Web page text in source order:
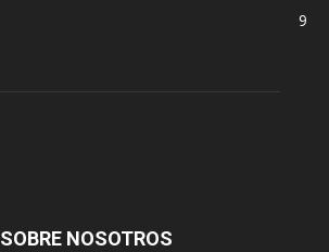
9
SOBRE NOSOTROS